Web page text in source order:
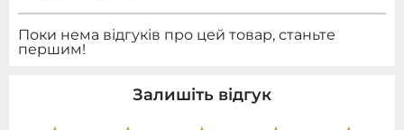
Поки нема відгуків про цей товар, станьте
першим!
Залишіть відгук